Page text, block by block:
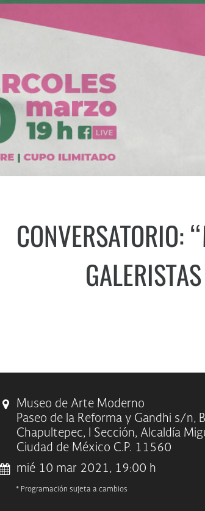
CONVERSATORIO:
Museo de Arte Moderno
Paseo de la Reforma y Gandhi s/n,
Chapultepec, I Sección, Alcaldía
Ciudad de México C.P. 11560
mié 10 mar 2021, 19:00 h
* Programación sujeta a cambios